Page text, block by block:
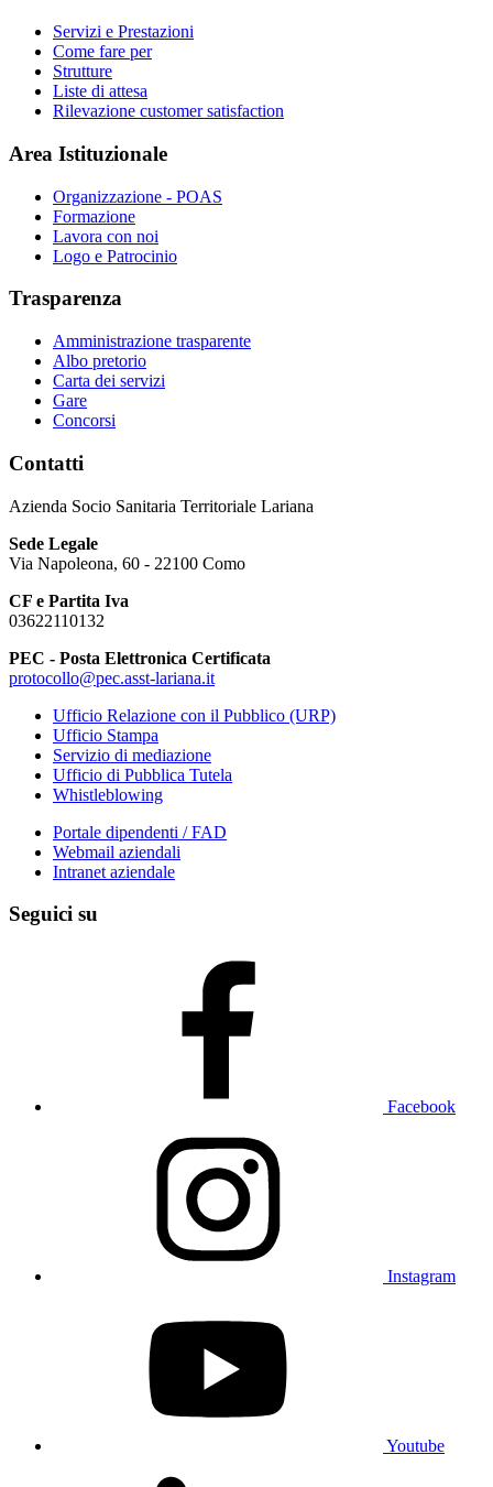
Servizi e Prestazioni
Come fare per
Strutture
Liste di attesa
Rilevazione customer satisfaction
Area Istituzionale
Organizzazione - POAS
Formazione
Lavora con noi
Logo e Patrocinio
Trasparenza
Amministrazione trasparente
Albo pretorio
Carta dei servizi
Gare
Concorsi
Contatti
Azienda Socio Sanitaria Territoriale Lariana
Sede Legale
Via Napoleona, 60 - 22100 Como
CF e Partita Iva
03622110132
PEC - Posta Elettronica Certificata
protocollo@pec.asst-lariana.it
Ufficio Relazione con il Pubblico (URP)
Ufficio Stampa
Servizio di mediazione
Ufficio di Pubblica Tutela
Whistleblowing
Portale dipendenti / FAD
Webmail aziendali
Intranet aziendale
Seguici su
Facebook
Instagram
Youtube